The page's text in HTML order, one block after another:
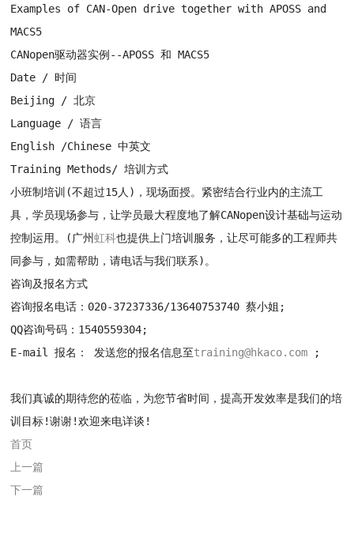
Examples of CAN-Open drive together with APOSS and
MACS5
CANopen驱动器实例--APOSS 和 MACS5
Date / 时间
Beijing / 北京
Language / 语言
English /Chinese 中英文
Training Methods/ 培训方式
小班制培训(不超过15人)，现场面授。紧密结合行业内的主流工
具，学员现场参与，让学员最大程度地了解CANopen设计基础与运动
控制运用。(广州虹科也提供上门培训服务，让尽可能多的工程师共
同参与，如需帮助，请电话与我们联系)。
咨询及报名方式
咨询报名电话：020-37237336/13640753740 蔡小姐;
QQ咨询号码：1540559304;
E-mail 报名： 发送您的报名信息至training@hkaco.com ;
我们真诚的期待您的莅临，为您节省时间，提高开发效率是我们的培
训目标!谢谢!欢迎来电详谈!
首页
上一篇
下一篇